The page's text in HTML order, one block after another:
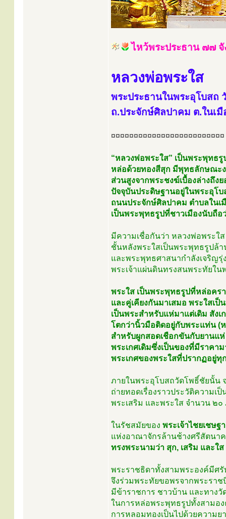
ไหว้พระประธาน ๗๗ จั
หลวงพ่อพระใส
พระประธานในพระอุโบสถ
ถ.ประจักษ์ศิลปาคม ต.ในเมื
¤¤¤¤¤¤¤¤¤¤¤¤¤¤¤¤¤¤¤¤¤¤¤¤¤
“หลวงพ่อพระใส” เป็นพระพุทธ
หล่อด้วยทองสีสุก มีพุทธลักษณะ
ส่วนสูงจากพระชงฆ์เบื้องล่างถึง
ปัจจุบันประดิษฐานอยู่ในพระอุโ
ถนนประจักษ์ศิลปาคม ตำบลในเ
เป็นพระพุทธรูปที่ชาวเมืองนับถือ
มีความเชื่อกันว่า หลวงพ่อพระใ
ชั้นหลังพระใสเป็นพระพุทธรูปล้า
และพระพุทธศาสนากำลังเจริญรุ่
พระเจ้าแผ่นดินทรงสนพระทัยใน
พระใส เป็นพระพุทธรูปที่หล่อคร
และคู่เคียงกันมาเสมอ พระใสเ
เป็นพระสำหรับแห่มาแต่เดิม สังเ
โตกว่านิ้วมือติดอยู่กับพระแท่น (
สำหรับผูกสอดเชือกขันกับยานแ
พระเกศเดิมซึ่งเป็นของที่มีราคา
พระเกศของพระใสที่ปรากฏอยู่ทุ
ภายในพระอุโบสถวัดโพธิ์ชัยนั้น
ถ่ายทอดเรื่องราวประวัติความเ
พระเสริม และพระใส จำนวน ๒
ในรัชสมัยของ พระเจ้าไชยเชษฐ
แห่งอาณาจักรล้านช้างศรีสัตนา
ทรงพระนามว่า สุก, เสริม และใส
พระราชธิดาทั้งสามพระองค์มีศ
จึงร่วมพระทัยขอพรจากพระรา
มีข้าราชการ ชาวบ้าน และทาง
ในการหล่อพระพุทธรูปทั้งสามอ
การหลอมทองเป็นไปด้วยความย